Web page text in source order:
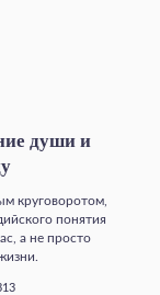
души и
круговоротом,
понятия
а не просто